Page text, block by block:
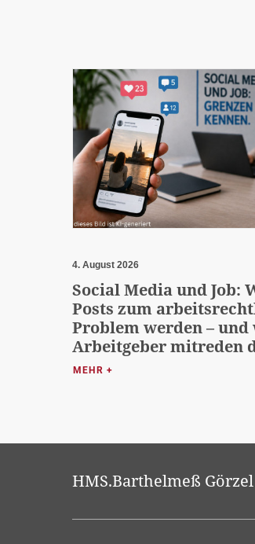
4. August 2026
Social Media und Job:
Posts zum
Problem werden –
Arbeitgeber mitreden
MEHR +
HMS.Barthelmeß Görzel